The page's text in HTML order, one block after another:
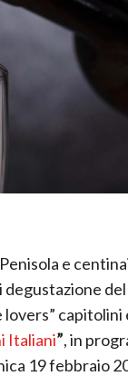
e
del
capitolini
Italiani”, in
19 febbraio